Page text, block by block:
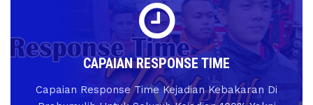
CAPAIAN RESPONSE TIME
Capaian Response Time Kejadian Kebakaran Di